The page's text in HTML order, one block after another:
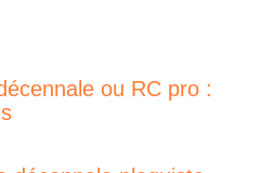
ou RC pro :